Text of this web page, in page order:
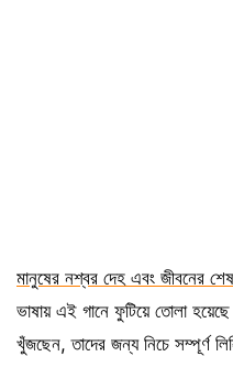
মানুষের নশ্বর দেহ এবং জীবনের শেষ
ভাষায় এই গানে ফুটিয়ে তোলা
খুঁজছেন, তাদের জন্য নিচে সম্পূর্ণ